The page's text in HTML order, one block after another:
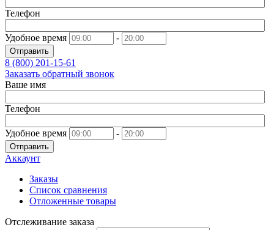
Телефон
Удобное время -
Отправить
8 (800) 201-15-61
Заказать обратный звонок
Ваше имя
Телефон
Удобное время -
Отправить
Аккаунт
Заказы
Список сравнения
Отложенные товары
Отслеживание заказа